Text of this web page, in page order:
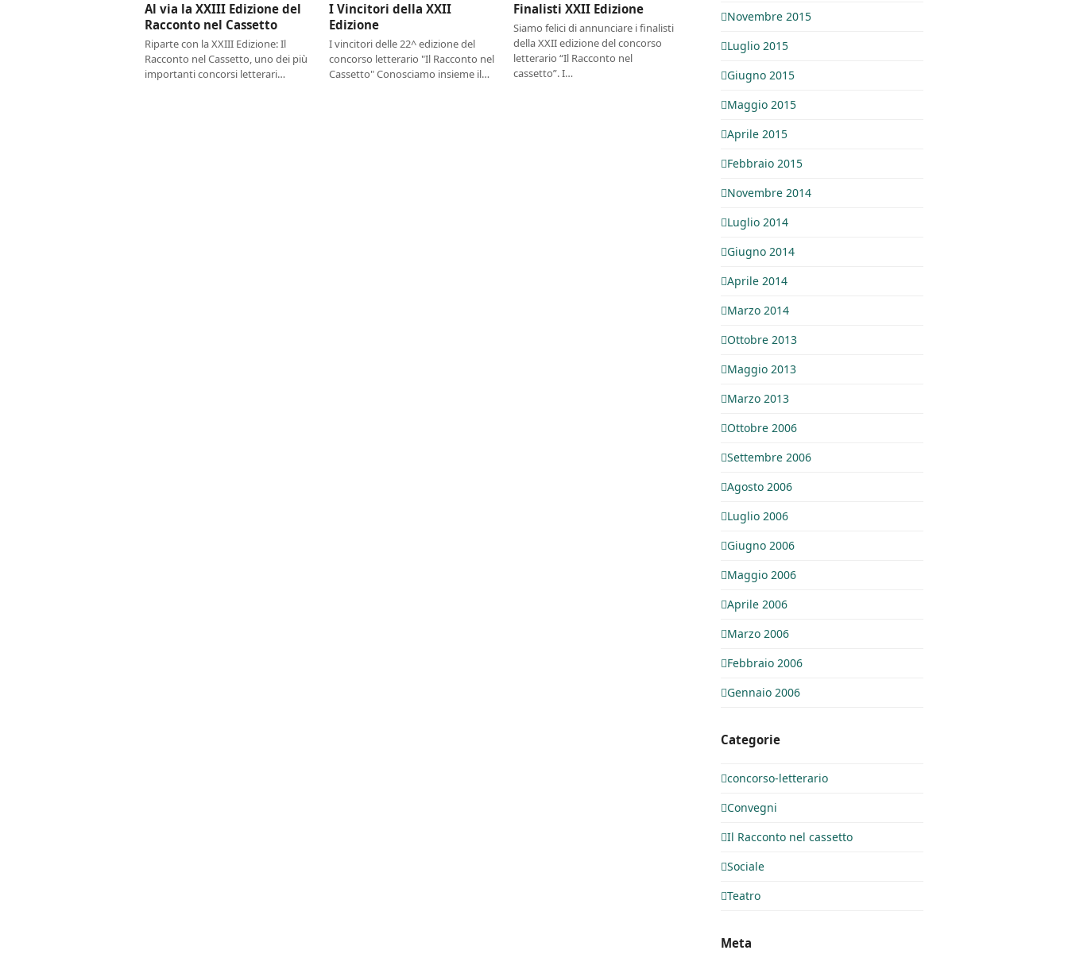
Al via la XXIII Edizione del
Racconto nel Cassetto
Riparte con la XXIII Edizione: Il
Racconto nel Cassetto, uno dei più
importanti concorsi letterari…
I Vincitori della XXII
Edizione
I vincitori delle 22^ edizione del
concorso letterario "Il Racconto nel
Cassetto" Conosciamo insieme il…
Finalisti XXII Edizione
Siamo felici di annunciare i finalisti
della XXII edizione del concorso
letterario “Il Racconto nel
cassetto”. I…
Novembre 2015
Luglio 2015
Giugno 2015
Maggio 2015
Aprile 2015
Febbraio 2015
Novembre 2014
Luglio 2014
Giugno 2014
Aprile 2014
Marzo 2014
Ottobre 2013
Maggio 2013
Marzo 2013
Ottobre 2006
Settembre 2006
Agosto 2006
Luglio 2006
Giugno 2006
Maggio 2006
Aprile 2006
Marzo 2006
Febbraio 2006
Gennaio 2006
Categorie
concorso-letterario
Convegni
Il Racconto nel cassetto
Sociale
Teatro
Meta